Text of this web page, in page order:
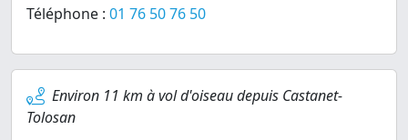
Téléphone : 01 76 50 76 50
Environ 11 km à vol d'oiseau depuis Castanet-
Tolosan